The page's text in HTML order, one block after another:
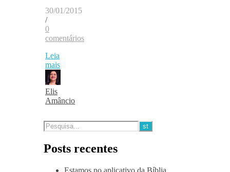
30/01/2015
/
0
comentários
Leia
mais
Elis
Amâncio
Posts recentes
Estamos no aplicativo da Bíblia